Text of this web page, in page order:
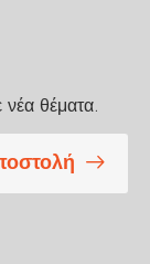
νέα θέματα.